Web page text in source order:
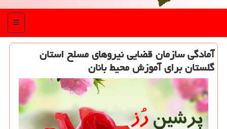
منو
آمادگی سازمان قضایی نیروهای مسلح استان
گلستان برای آموزش محیط بانان